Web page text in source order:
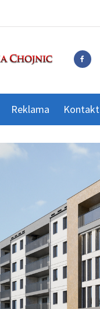
Reklama Kontakt